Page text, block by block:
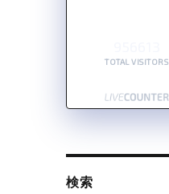
TOTAL VISITORS
検索